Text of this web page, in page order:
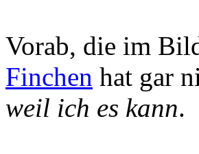
Vorab, die im
Finchen hat gar
weil ich es kann.